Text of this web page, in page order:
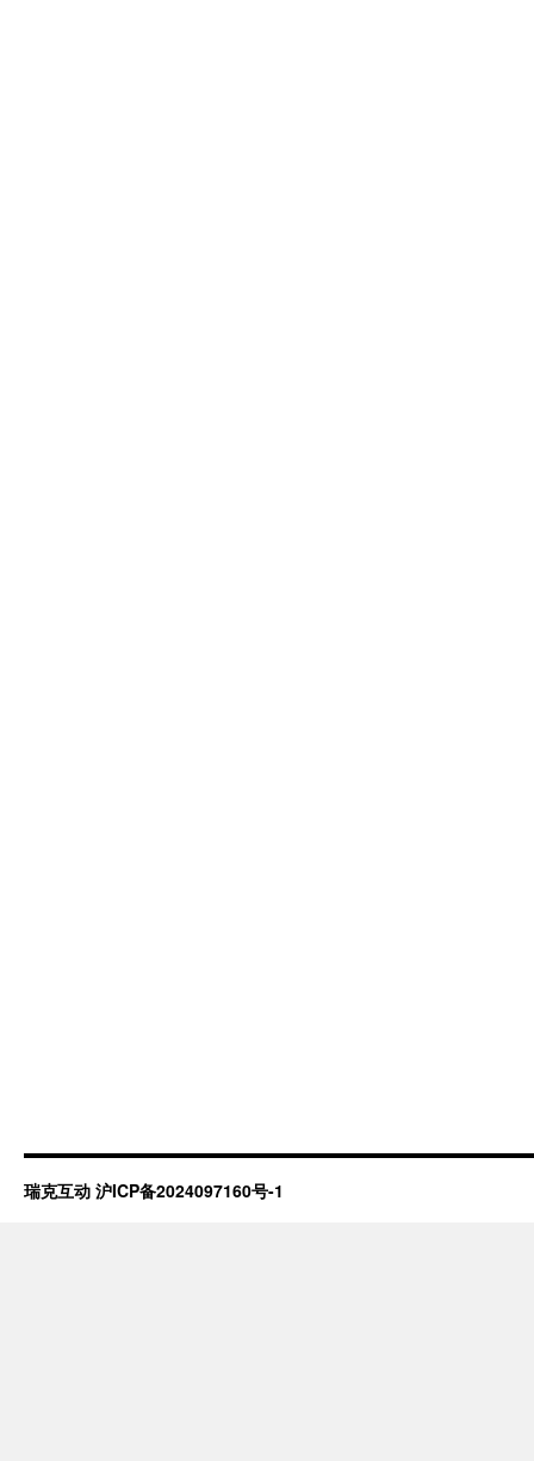
瑞克互动 沪ICP备2024097160号-1